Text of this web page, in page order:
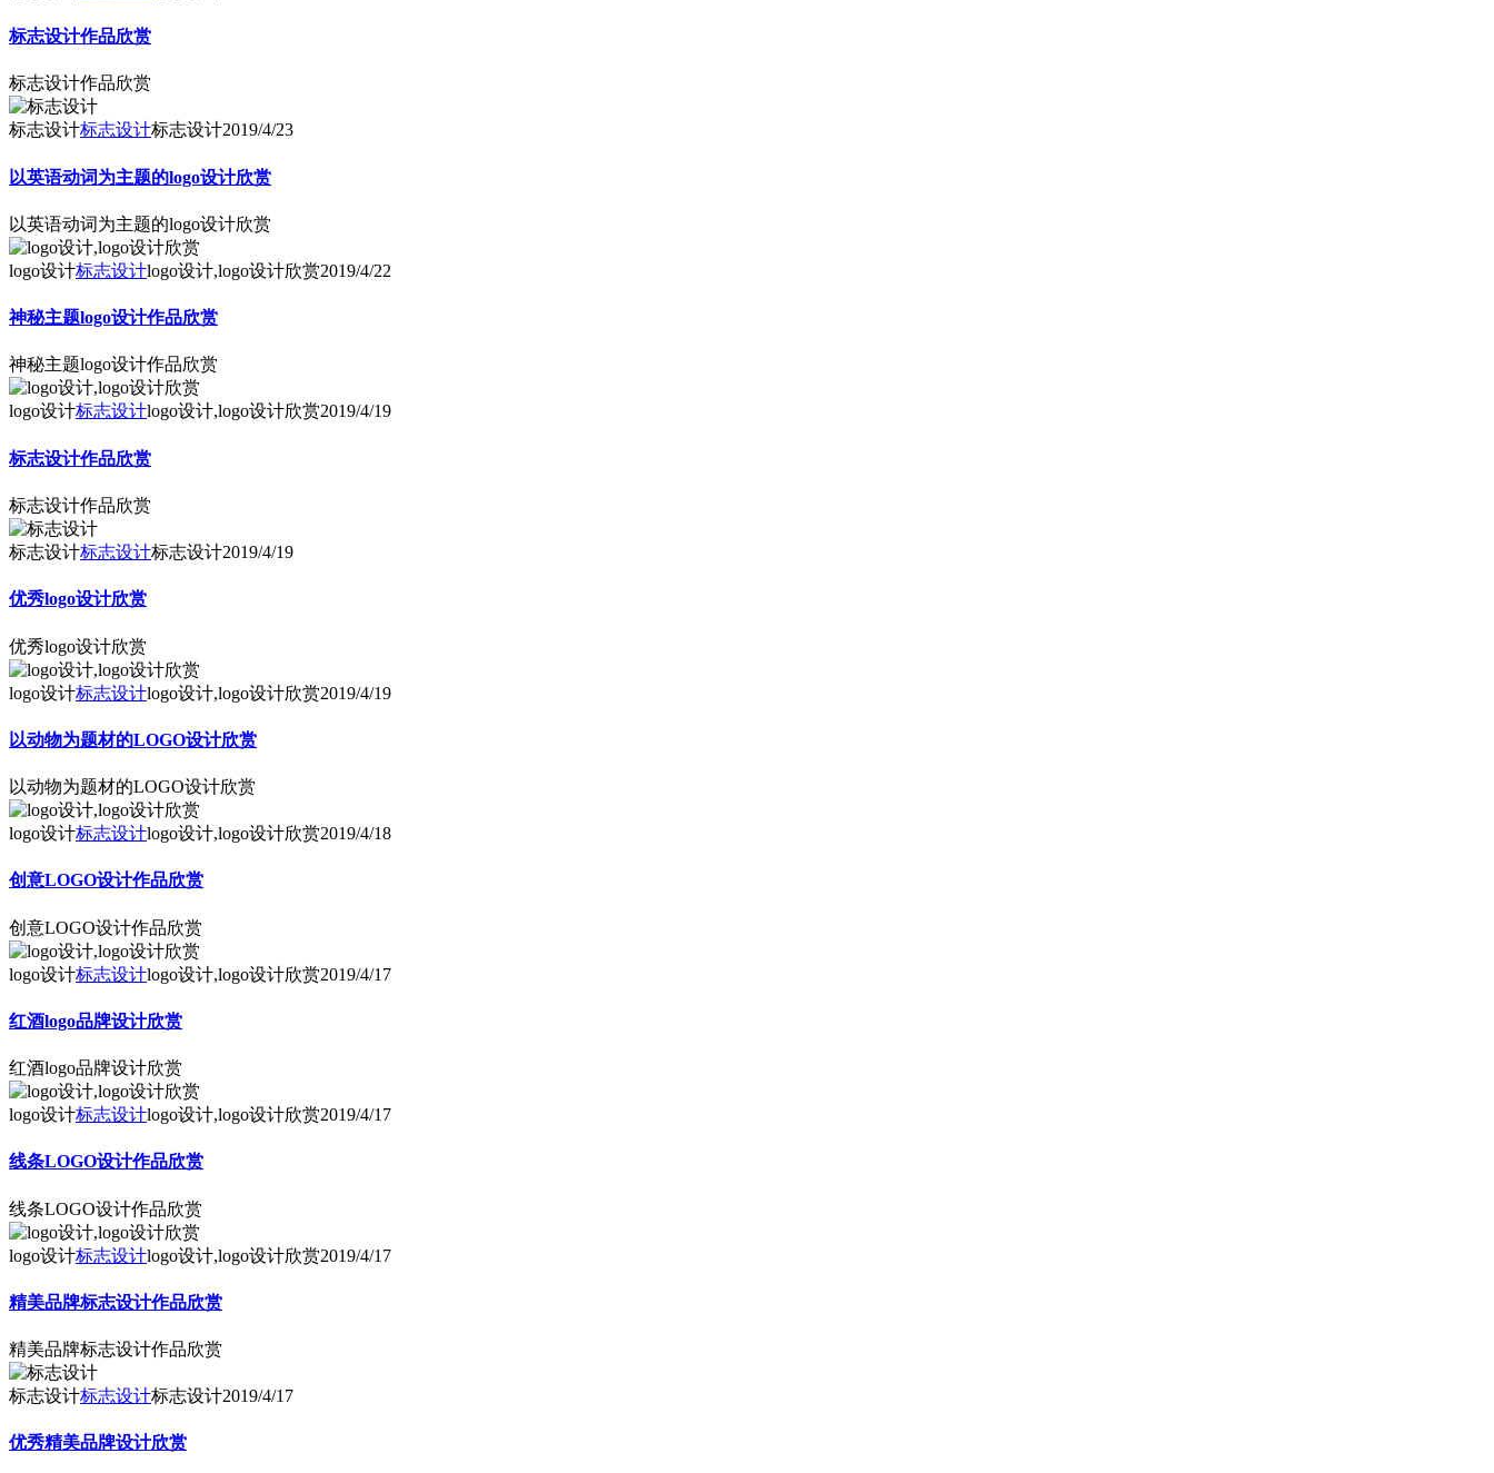
标志设计作品欣赏
标志设计作品欣赏
标志设计标志设计标志设计2019/4/23
以英语动词为主题的logo设计欣赏
以英语动词为主题的logo设计欣赏
logo设计标志设计logo设计,logo设计欣赏2019/4/22
神秘主题logo设计作品欣赏
神秘主题logo设计作品欣赏
logo设计标志设计logo设计,logo设计欣赏2019/4/19
标志设计作品欣赏
标志设计作品欣赏
标志设计标志设计标志设计2019/4/19
优秀logo设计欣赏
优秀logo设计欣赏
logo设计标志设计logo设计,logo设计欣赏2019/4/19
以动物为题材的LOGO设计欣赏
以动物为题材的LOGO设计欣赏
logo设计标志设计logo设计,logo设计欣赏2019/4/18
创意LOGO设计作品欣赏
创意LOGO设计作品欣赏
logo设计标志设计logo设计,logo设计欣赏2019/4/17
红酒logo品牌设计欣赏
红酒logo品牌设计欣赏
logo设计标志设计logo设计,logo设计欣赏2019/4/17
线条LOGO设计作品欣赏
线条LOGO设计作品欣赏
logo设计标志设计logo设计,logo设计欣赏2019/4/17
精美品牌标志设计作品欣赏
精美品牌标志设计作品欣赏
标志设计标志设计标志设计2019/4/17
优秀精美品牌设计欣赏